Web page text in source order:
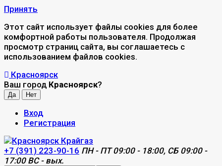
Принять
Этот сайт использует файлы cookies для более
комфортной работы пользователя. Продолжая
просмотр страниц сайта, вы соглашаетесь с
использованием файлов cookies.
Красноярск
Ваш город Красноярск?
Вход
Регистрация
+7 (391) 223-90-16 ПН - ПТ 09:00 - 18:00, СБ 09:00 -
17:00 ВС - вых.